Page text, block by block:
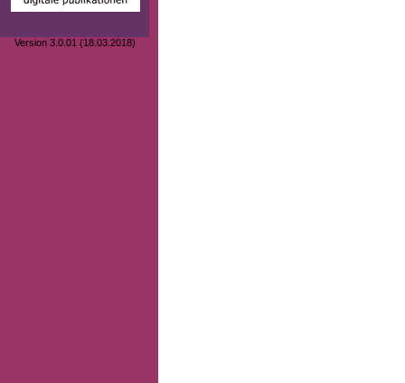
Version 3.0.01 (18.03.2018)